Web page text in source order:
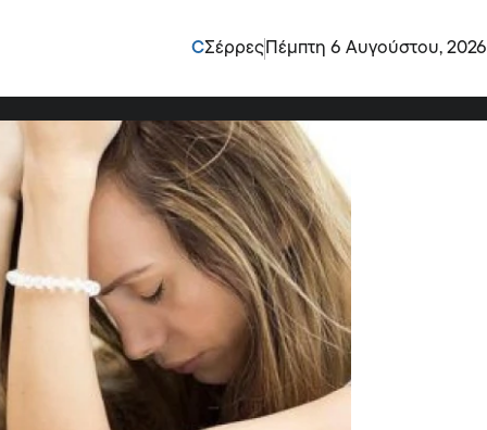
CΣέρρες Πέμπτη 6 Αυγούστου, 2026
κακοποιητικός
κοντά του»